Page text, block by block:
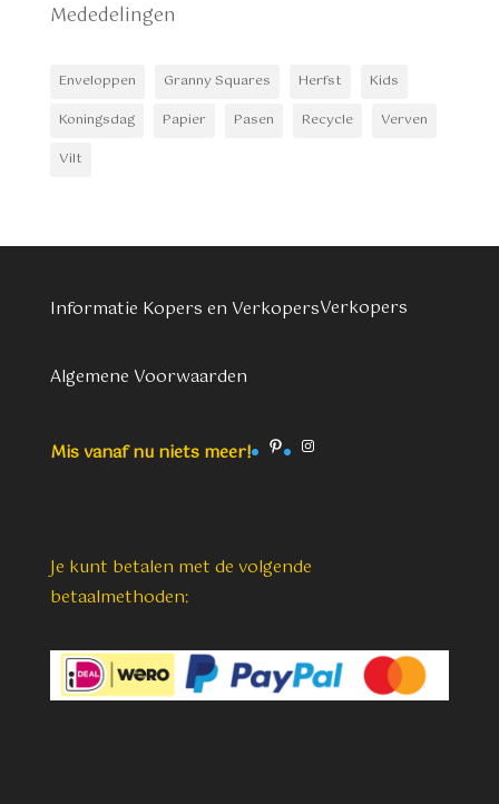
Mededelingen
Enveloppen Granny Squares Herfst
Kids
Koningsdag
Papier Pasen Recycle
Verven
Vilt
Informatie Kopers en VerkopersVerkopers
Algemene Voorwaarden
Mis vanaf nu niets meer! PinterestInstagram
Je kunt betalen met de volgende
betaalmethoden: